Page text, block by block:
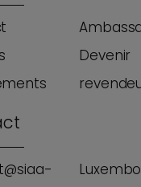
Devenir